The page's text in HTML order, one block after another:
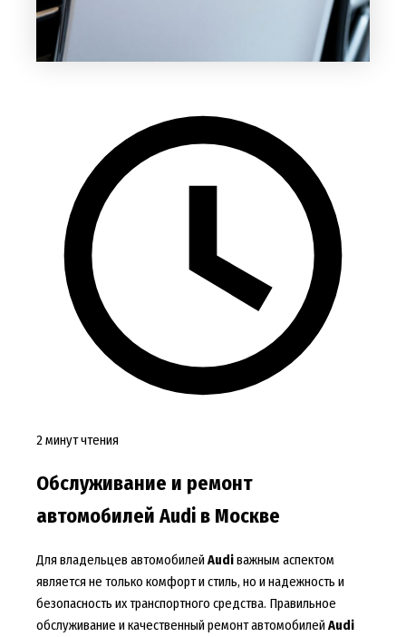
2 минут чтения
Обслуживание и ремонт
автомобилей Audi в Москве
Для владельцев автомобилейAudiважным аспектом
является не только комфорт и стиль, но и надежность и
безопасность их транспортного средства. Правильное
обслуживание и качественный ремонт автомобилейAudi